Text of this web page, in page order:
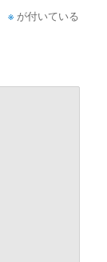
※ が付いている